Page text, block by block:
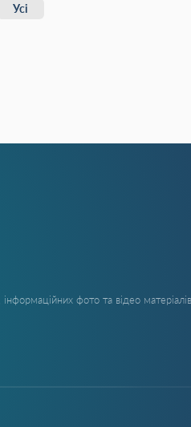
Усі
фото та відео